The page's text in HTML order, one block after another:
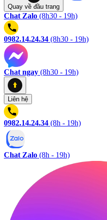
Quay về đầu trang
Chat Zalo (8h30 - 19h)
0982.14.24.34 (8h30 - 19h)
Chat ngay (8h30 - 19h)
Liên hệ
0982.14.24.34 (8h - 19h)
Chat Zalo (8h - 19h)